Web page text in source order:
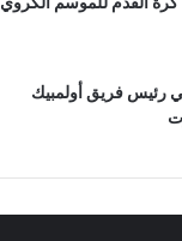
رئيس فريق أولمبيك